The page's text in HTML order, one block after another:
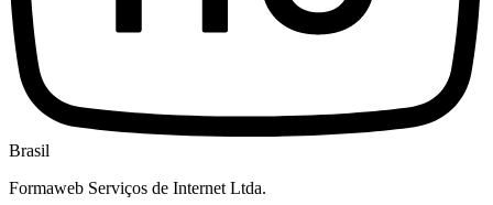
Brasil
Formaweb Serviços de Internet Ltda.